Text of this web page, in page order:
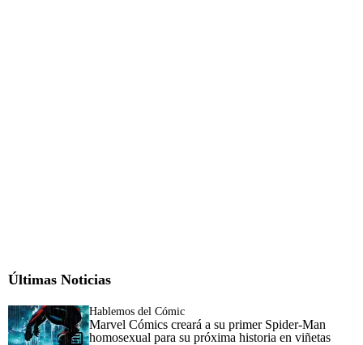
Últimas Noticias
Hablemos del Cómic
Marvel Cómics creará a su primer Spider-Man
homosexual para su próxima historia en viñetas